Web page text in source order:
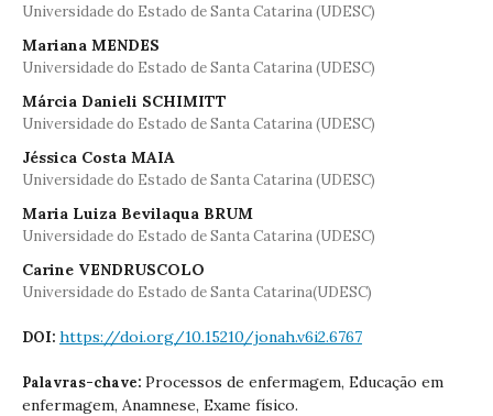
Universidade do Estado de Santa Catarina (UDESC)
Mariana MENDES
Universidade do Estado de Santa Catarina (UDESC)
Márcia Danieli SCHIMITT
Universidade do Estado de Santa Catarina (UDESC)
Jéssica Costa MAIA
Universidade do Estado de Santa Catarina (UDESC)
Maria Luiza Bevilaqua BRUM
Universidade do Estado de Santa Catarina (UDESC)
Carine VENDRUSCOLO
Universidade do Estado de Santa Catarina(UDESC)
DOI: https://doi.org/10.15210/jonah.v6i2.6767
Palavras-chave: Processos de enfermagem, Educação em
enfermagem, Anamnese, Exame físico.